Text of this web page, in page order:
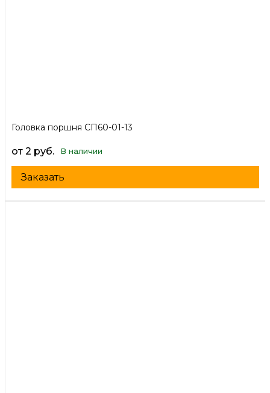
Головка поршня СП60-01-13
от 2 руб. В наличии
Заказать